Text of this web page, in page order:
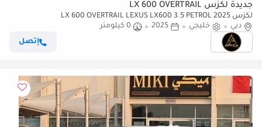
جديدة لكزس LX 600 OVERTRAIL
لكزس LX 600 OVERTRAIL LEXUS LX600 3.5 PETROL 2025
دبي
خليجي 2025
0 كيلومتر
إتصل